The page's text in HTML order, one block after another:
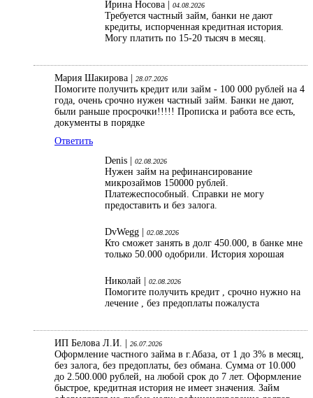
Ирина Носова | 04.08.2026
Требуется частный займ, банки не дают
кредиты, испорченная кредитная история.
Могу платить по 15-20 тысяч в месяц.
Мария Шакирова | 28.07.2026
Помогите получить кредит или займ - 100 000 рублей на 4
года, очень срочно нужен частный займ. Банки не дают,
были раньше просрочки!!!!! Прописка и работа все есть,
документы в порядке
Ответить
Denis |
02.08.2026
Нужен займ на рефинансирование
микрозаймов 150000 рублей.
Платежеспособный. Справки не могу
предоставить и без залога.
DvWegg | 02.08.2026
Кто сможет занять в долг 450.000, в банке мне
только 50.000 одобрили. История хорошая
Николай | 02.08.2026
Помогите получить кредит , срочно нужно на
лечение , без предоплаты пожалуста
ИП Белова Л.И. | 26.07.2026
Оформление частного займа в г.Абаза, от 1 до 3% в месяц,
без залога, без предоплаты, без обмана. Сумма от 10.000
до 2.500.000 рублей, на любой срок до 7 лет. Оформление
быстрое, кредитная история не имеет значения. Займ